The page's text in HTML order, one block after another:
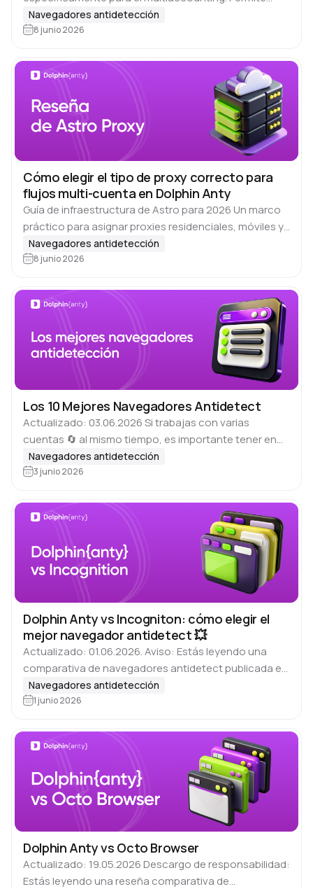
crear y ejecutar decenas o incluso cientos de perfiles
aislados en un mismo dispositivo, haciendo que los…
Navegadores antidetección
8 junio 2026
Cómo elegir el tipo de proxy correcto para
flujos multi-cuenta en Dolphin Anty
Guía de infraestructura de Astro para 2026 Un marco
práctico para asignar proxies residenciales, móviles y
datacenter a cada plataforma social, con modos de
rotación, niveles de densidad y checks…
Navegadores antidetección
8 junio 2026
Los 10 Mejores Navegadores Antidetect
Actualizado: 03.06.2026 Si trabajas con varias
cuentas 🔄 al mismo tiempo, es importante tener en
cuenta que muchas plataformas como Google, Meta,
sitios de anuncios clasificados, marketplaces y otros
Navegadores antidetección
3 junio 2026
Dolphin Anty vs Incogniton: cómo elegir el
mejor navegador antidetect 💥
Actualizado: 01.06.2026. Aviso: Estás leyendo una
comparativa de navegadores antidetect publicada en
el blog de Dolphin Anty. Este material se basa en
opiniones y experiencias de usuarios reales que han…
Navegadores antidetección
1 junio 2026
Dolphin Anty vs Octo Browser
Actualizado: 19.05.2026 Descargo de responsabilidad:
Estás leyendo una reseña comparativa de